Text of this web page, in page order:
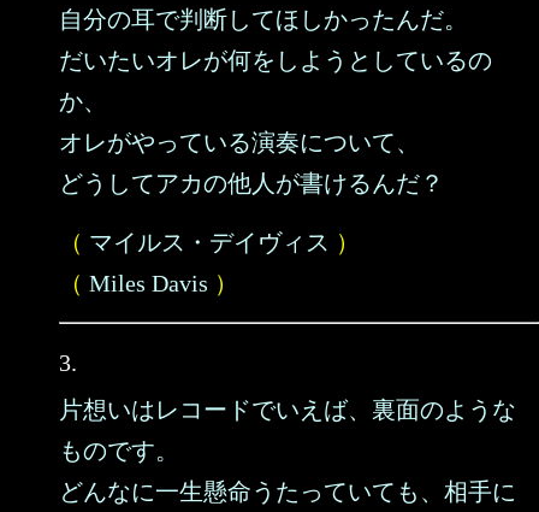
自分の耳で判断してほしかったんだ。
だいたいオレが何をしようとしているの
か、
オレがやっている演奏について、
どうしてアカの他人が書けるんだ？
（ マイルス・デイヴィス ）
（ Miles Davis ）
3.
片想いはレコードでいえば、裏面のような
ものです。
どんなに一生懸命うたっていても、相手に